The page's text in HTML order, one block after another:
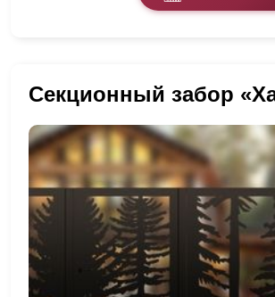
Секционный забор